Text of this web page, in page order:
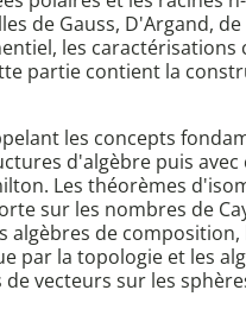
de Gauss, D'Argand, de
les caractérisations
partie contient la
les concepts
d'algèbre puis avec
Les théorèmes
sur les nombres de
algèbres de
par la topologie et les
vecteurs sur les